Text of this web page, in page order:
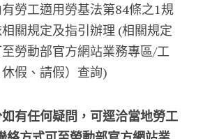
勞工適用勞基法第84條之1規
關規定及指引辦理 (相關規定
勞動部官方網站業務專區/工
假、請假）查詢)
有任何疑問，可逕洽當地勞工